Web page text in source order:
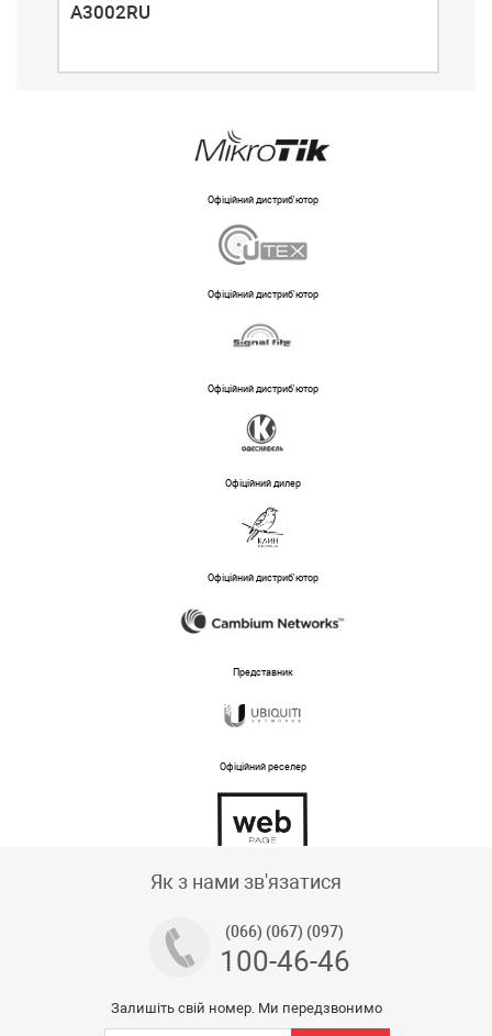
A3002RU
Офіційний дистриб'ютор
Офіційний дистриб'ютор
Офіційний дистриб'ютор
Офіційний дилер
Офіційний дистриб'ютор
Представник
Офіційний реселер
Як з нами зв'язатися
(066) (067) (097)
100-46-46
Залишіть свій номер. Ми передзвонимо